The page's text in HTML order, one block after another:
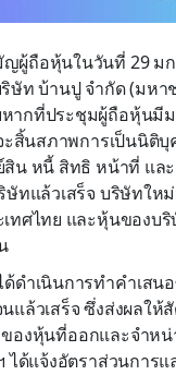
ผู้ถือหุ้นในวันที่ 29 ม
ษัท บ้านปู จำกัด (มห
ากที่ประชุมผู้ถือหุ้นมี
ะสิ้นสภาพการเป็นนิ
น หนี้ สิทธิ หน้าที่ แล
ทแล้วเสร็จ บริษัทใ
ทศไทย และหุ้นของบ
ดำเนินการทำคำเสน
แล้วเสร็จ ซึ่งส่งผลใ
ของหุ้นที่ออกและจำห
ได้แจ้งอัตราส่วนการ